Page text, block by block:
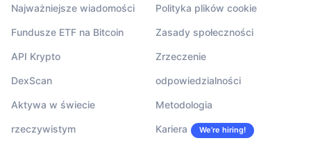
Najważniejsze wiadomości
Fundusze ETF na Bitcoin
API Krypto
DexScan
Aktywa w świecie
rzeczywistym
Polityka plików cookie
Zasady społeczności
Zrzeczenie
odpowiedzialności
Metodologia
Kariera We’re hiring!